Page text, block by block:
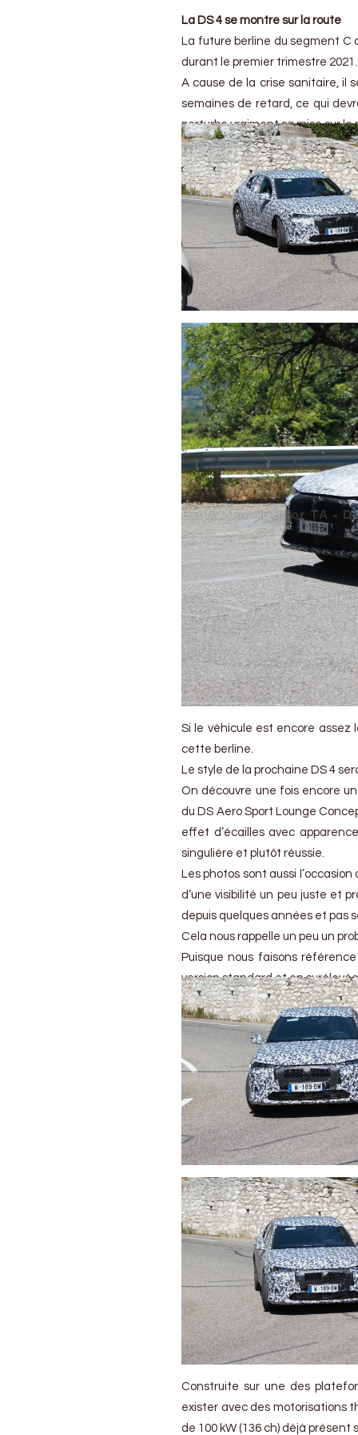
La DS 4 se montre sur la route
La future berline du segment C
durant le premier trimestre 2021.
A cause de la crise sanitaire, il
semaines de retard, ce qui
perturbe vraiment sa mise sur
Si le véhicule est encore assez
cette berline.
Le style de la prochaine DS 4
On découvre une fois encore
du DS Aero Sport Lounge
effet d’écailles avec
singulière et plutôt réussie.
Les photos sont aussi
d’une visibilité un peu juste et
depuis quelques années et pas
Cela nous rappelle un peu un
Puisque nous faisons
version standard et en
Construite sur une des
exister avec des motorisations
de 100 kW (136 ch) déjà présent